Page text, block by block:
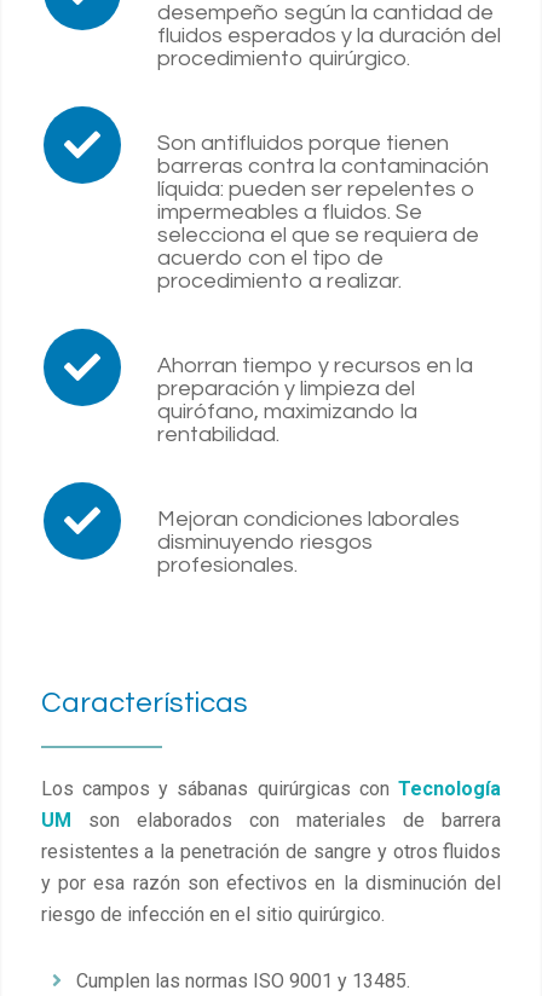
desempeño según la cantidad de
fluidos esperados y la duración del
procedimiento quirúrgico.
Son antifluidos porque tienen
barreras contra la contaminación
líquida: pueden ser repelentes o
impermeables a fluidos. Se
selecciona el que se requiera de
acuerdo con el tipo de
procedimiento a realizar.
Ahorran tiempo y recursos en la
preparación y limpieza del
quirófano, maximizando la
rentabilidad.
Mejoran condiciones laborales
disminuyendo riesgos
profesionales.
Características
Los campos y sábanas quirúrgicas conTecnología
UM son elaborados con materiales de barrera
resistentes a la penetración de sangre y otros fluidos
y por esa razón son efectivos en la disminución del
riesgo de infección en el sitio quirúrgico.
Cumplen las normas ISO 9001 y 13485.